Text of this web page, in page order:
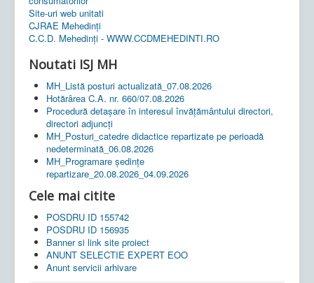
Site-uri web unitati
CJRAE Mehedinți
C.C.D. Mehedinţi - WWW.CCDMEHEDINTI.RO
Noutati ISJ MH
MH_Listă posturi actualizată_07.08.2026
Hotărârea C.A. nr. 660/07.08.2026
Procedură detașare în interesul învățământului directori,
directori adjuncți
MH_Posturi_catedre didactice repartizate pe perioadă
nedeterminată_06.08.2026
MH_Programare ședințe
repartizare_20.08.2026_04.09.2026
Cele mai citite
POSDRU ID 155742
POSDRU ID 156935
Banner si link site proiect
ANUNT SELECTIE EXPERT EOO
Anunt servicii arhivare